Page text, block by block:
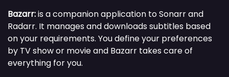
Bazarr:is a companion application to Sonarr and
Radarr. It manages and downloads subtitles based
on your requirements. You define your preferences
by TV show or movie and Bazarr takes care of
everything for you.